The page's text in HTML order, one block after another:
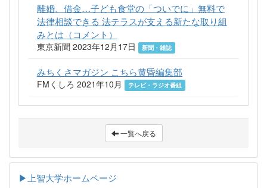
離婚、借金…子ども食堂の「ついでに」無料で
法律相談できる 法テラスが支える新たな取り組
みとは（コメント）
東京新聞 2023年12月17日 新聞・雑誌
みちくさマガジン こちら黄昏編集部
FMくしろ 2021年10月 テレビ・ラジオ番組
一覧へ戻る
▶上智大学ホームページ